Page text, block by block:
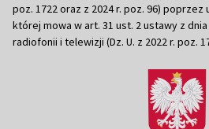
poz. 1722 oraz z 2024 r. poz. 96)
której mowa w art. 31 ust. 2 ustawy z dnia
radiofonii i telewizji (Dz. U. z 2022 r. poz.